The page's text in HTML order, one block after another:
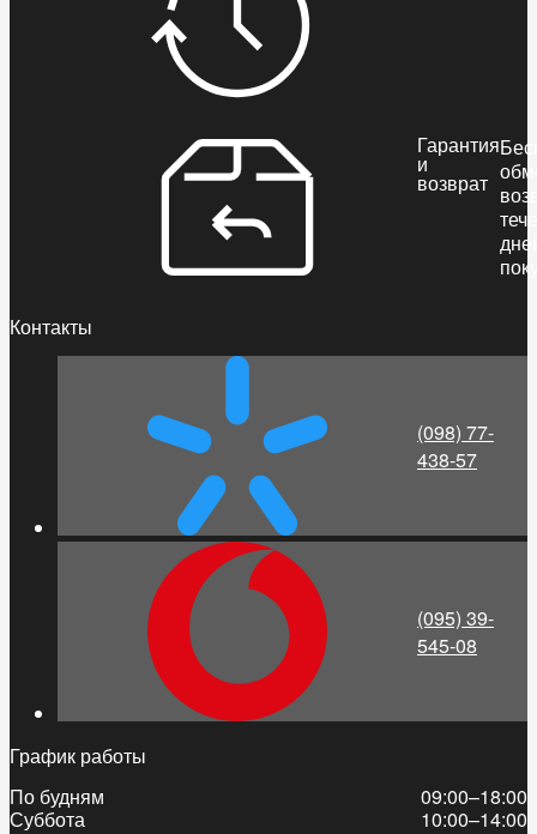
Гарантия
и
возврат
Контакты
(098) 77-
438-57
(095) 39-
545-08
График работы
По будням
09:00–18:00
Суббота
10:00–14:00